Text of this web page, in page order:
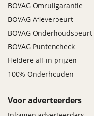
BOVAG Omruilgarantie
BOVAG Afleverbeurt
BOVAG Onderhoudsbeurt
BOVAG Puntencheck
Heldere all-in prijzen
100% Onderhouden
Voor adverteerders